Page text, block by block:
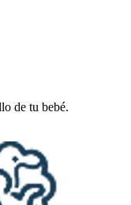
de tu bebé.